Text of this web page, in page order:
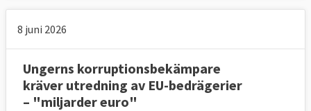
8 juni 2026
Ungerns korruptionsbekämpare
kräver utredning av EU-bedrägerier
– "miljarder euro"